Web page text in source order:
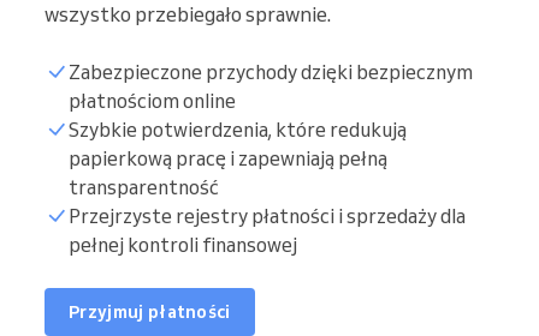
wszystko przebiegało sprawnie.
Zabezpieczone przychody dzięki bezpiecznym
płatnościom online
Szybkie potwierdzenia, które redukują
papierkową pracę i zapewniają pełną
transparentność
Przejrzyste rejestry płatności i sprzedaży dla
pełnej kontroli finansowej
Przyjmuj płatności